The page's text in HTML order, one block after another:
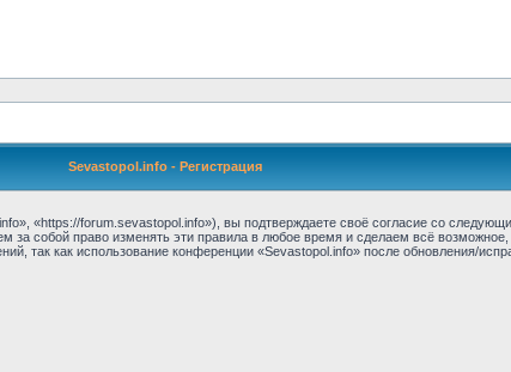
Sevastopol.info - Регистрация
«https://forum.sevastopol.info»), вы подтверждаете своё согласие со
за собой право изменять эти правила в любое время и сделаем всё
так как использование конференции «Sevastopol.info» после обновления/